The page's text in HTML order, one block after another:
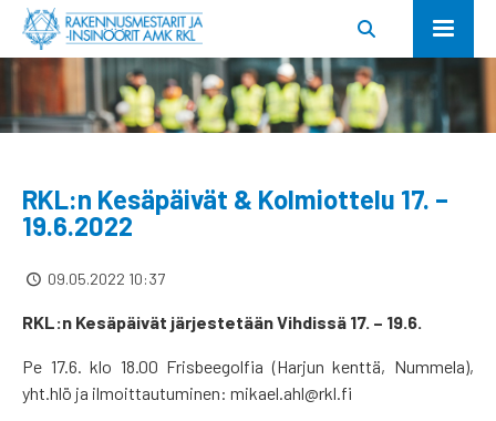
RKL:n Kesäpäivät & Kolmiottelu 17. –
19.6.2022
09.05.2022 10:37
RKL:n Kesäpäivät järjestetään Vihdissä 17. – 19.6.
Pe 17.6. klo 18.00 Frisbeegolfia (Harjun kenttä, Nummela),
yht.hlö ja ilmoittautuminen: mikael.ahl@rkl.fi